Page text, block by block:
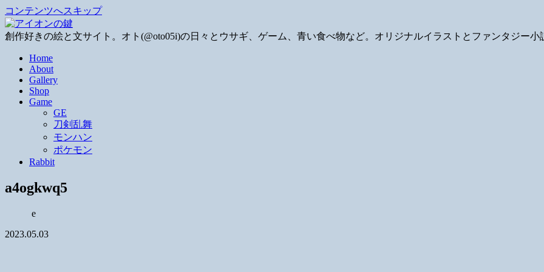
コンテンツへスキップ
創作好きの絵と文サイト。オト(@oto05i)の日々とウサギ、ゲーム、青い食べ物など。オリジナルイラストとファンタジー小
Home
About
Gallery
Shop
Game
GE
刀剣乱舞
モンハン
ポケモン
Rabbit
a4ogkwq5
e
2023.05.03